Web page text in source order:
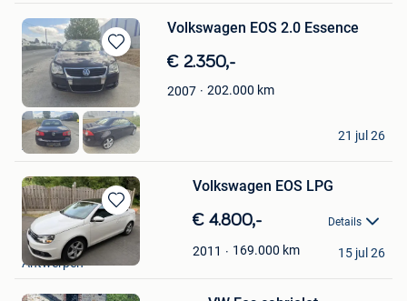
Bewaren
in
Mijn
Favorieten
Volkswagen EOS 2.0 Essence
€ 2.350,-
2007 202.000 km
Fabian
Ath
21 jul 26
Bewaren
in
Mijn
Favorieten
Volkswagen EOS LPG
€ 4.800,- Details
2011 169.000 km
Hendrik
Antwerpen
15 jul 26